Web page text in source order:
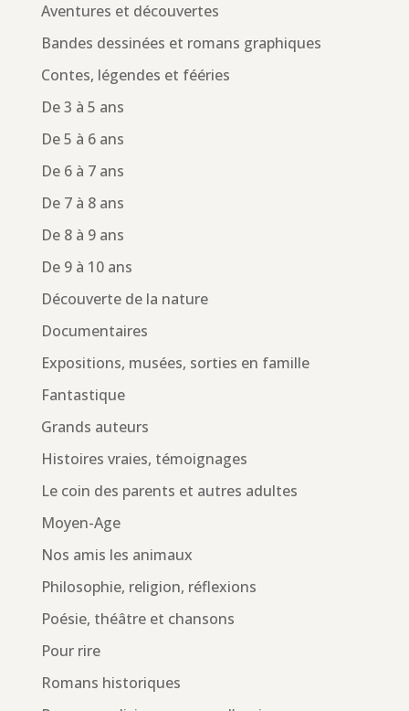
Aventures et découvertes
Bandes dessinées et romans graphiques
Contes, légendes et fééries
De 3 à 5 ans
De 5 à 6 ans
De 6 à 7 ans
De 7 à 8 ans
De 8 à 9 ans
De 9 à 10 ans
Découverte de la nature
Documentaires
Expositions, musées, sorties en famille
Fantastique
Grands auteurs
Histoires vraies, témoignages
Le coin des parents et autres adultes
Moyen-Age
Nos amis les animaux
Philosophie, religion, réflexions
Poésie, théâtre et chansons
Pour rire
Romans historiques